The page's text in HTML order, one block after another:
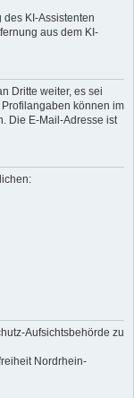
KI-Assistenten
aus dem KI-
Dritte weiter, es sei
können im
Die E-Mail-Adresse ist
Aufsichtsbehörde zu
Nordrhein-